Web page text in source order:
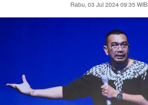
Rabu, 03 Jul 2024 09:35 WIB